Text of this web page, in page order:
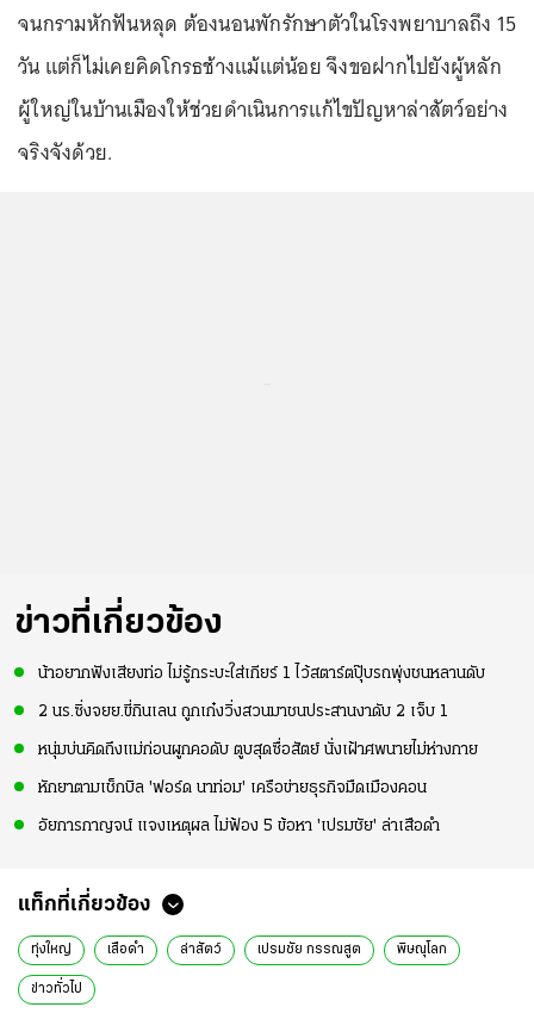
จนกรามหักฟันหลุด ต้องนอนพักรักษาตัวในโรงพยาบาลถึง 15
วัน แต่ก็ไม่เคยคิดโกรธช้างแม้แต่น้อย จึงขอฝากไปยังผู้หลัก
ผู้ใหญ่ในบ้านเมืองให้ช่วยดำเนินการแก้ไขปัญหาล่าสัตว์อย่าง
จริงจังด้วย.
ข่าวที่เกี่ยวข้อง
น้าอยากฟังเสียงท่อ ไม่รู้กระบะใส่เกียร์ 1 ไว้สตาร์ตปุ๊บรถพุ่งชนหลานดับ
2 นร.ซิ่งจยย.ขี่กินเลน ถูกเก๋งวิ่งสวนมาชนประสานงาดับ 2 เจ็บ 1
หนุ่มบ่นคิดถึงแม่ก่อนผูกคอดับ ตูบสุดซื่อสัตย์ นั่งเฝ้าศพนายไม่ห่างกาย
หักยาตามเช็กบิล 'ฟอร์ด นาท่อม' เครือข่ายธุรกิจมืดเมืองคอน
อัยการกาญจน์ แจงเหตุผล ไม่ฟ้อง 5 ข้อหา 'เปรมชัย' ล่าเสือดำ
แท็กที่เกี่ยวข้อง
ทุ่งใหญ่ เสือดำ ล่าสัตว์ เปรมชัย กรรณสูต พิษณุโลก
ข่าวทั่วไป